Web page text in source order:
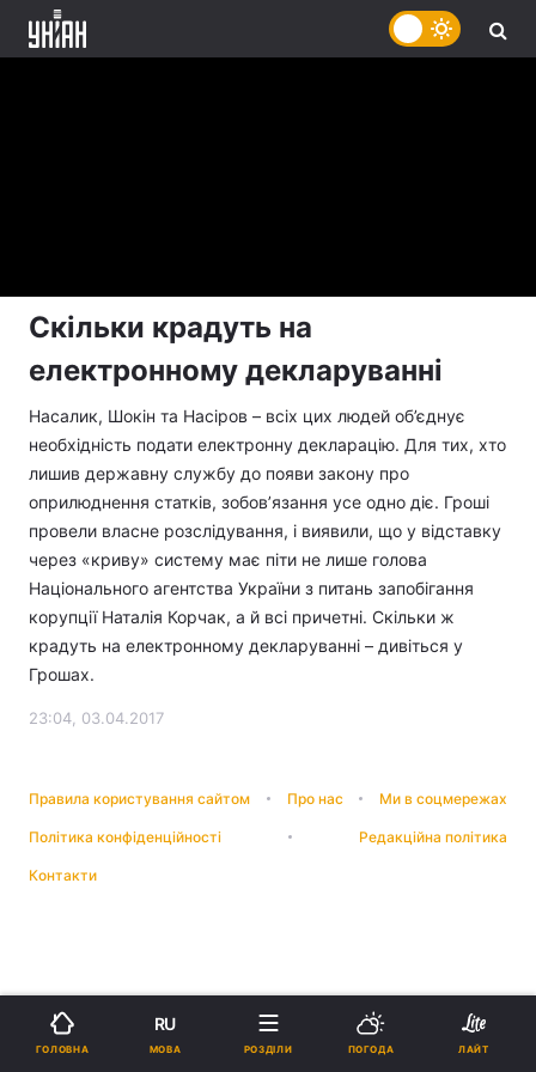
Скільки крадуть на
електронному декларуванні
Насалик, Шокін та Насіров – всіх цих людей об’єднує
необхідність подати електронну декларацію. Для тих, хто
лишив державну службу до появи закону про
оприлюднення статків, зобов’язання усе одно діє. Гроші
провели власне розслідування, і виявили, що у відставку
через «криву» систему має піти не лише голова
Національного агентства України з питань запобігання
корупції Наталія Корчак, а й всі причетні. Скільки ж
крадуть на електронному декларуванні – дивіться у
Грошах.
23:04, 03.04.2017
Правила користування сайтом Про нас Ми в соцмережах
Політика конфіденційності Редакційна політика
Контакти
ГОЛОВНА
RU
МОВА РОЗДІЛИ ПОГОДА ЛАЙТ